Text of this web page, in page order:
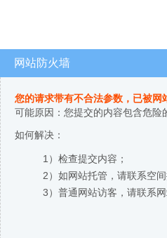
网站防火墙
您的请求带有不合法参数，已被网
可能原因：您提交的内容包含危险
如何解决：
1）检查提交内容；
2）如网站托管，请联系空间
3）普通网站访客，请联系网